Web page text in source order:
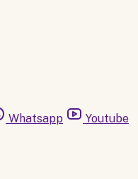
Whatsapp Youtube